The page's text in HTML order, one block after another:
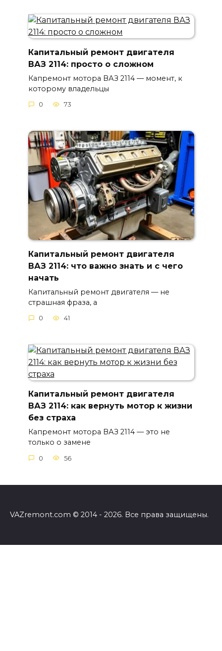
Капитальный ремонт двигателя
ВАЗ 2114: просто о сложном
Капремонт мотора ВАЗ 2114 — момент, к
которому владельцы
0 73
Капитальный ремонт двигателя
ВАЗ 2114: что важно знать и с чего
начать
Капитальный ремонт двигателя — не
страшная фраза, а
0 41
Капитальный ремонт двигателя
ВАЗ 2114: как вернуть мотор к жизни
без страха
Капремонт мотора ВАЗ 2114 — это не
только о замене
0 56
VAZremont.com © 2014 - 2026. Все права защищены.